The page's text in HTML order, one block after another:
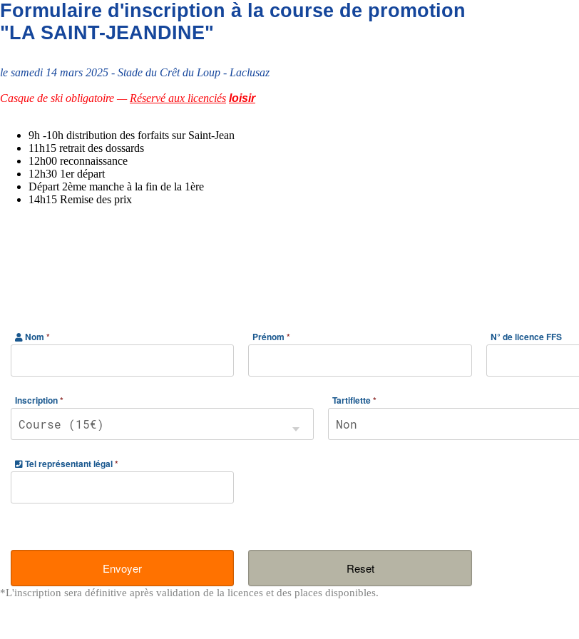
Formulaire d'inscription à la course de promotion
"LA SAINT-JEANDINE"
le samedi 14 mars 2025 - Stade du Crêt du Loup - Laclusaz
Casque de ski obligatoire — Réservé aux licenciés loisir
9h -10h distribution des forfaits sur Saint-Jean
11h15 retrait des dossards
12h00 reconnaissance
12h30 1er départ
Départ 2ème manche à la fin de la 1ère
14h15 Remise des prix
Nom * Prénom* N° de licence FFS
Inscription* Tartiflette*
Tel représentant légal*
Envoyer Reset
*L'inscription sera définitive après validation de la licences et des places disponibles.